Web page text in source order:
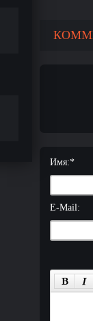
Имя:*
E-Mail: